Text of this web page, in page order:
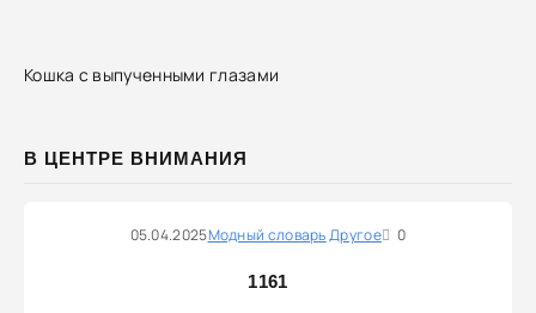
Кошка с выпученными глазами
В ЦЕНТРЕ ВНИМАНИЯ
05.04.2025Модный словарьДругое 0
1161